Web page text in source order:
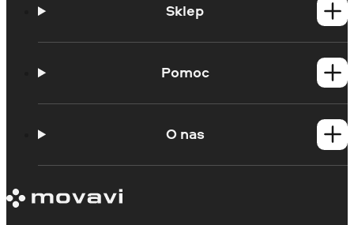
Sklep
Produkty dla Mac
Pomoc
Portal edukacyjny
Ograniczenia wersji próbnej
O nas
Referencje